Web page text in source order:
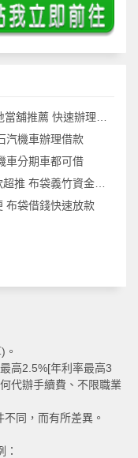
薦 快速辦理立即放款
汽機車辦理借款
車分期車都可借
布袋義竹資金借款
布袋借錢快速放款
高2.5%[年利率最高3
代辦手續費、不限職業
同，而有所差異。